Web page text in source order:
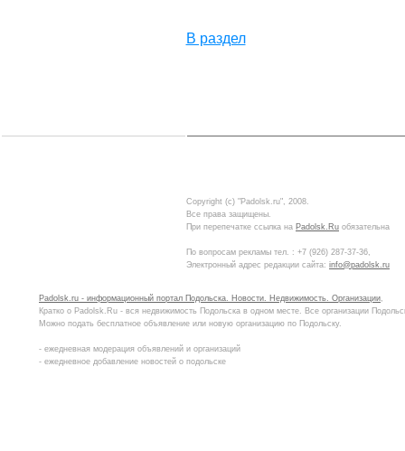
В раздел
Copyright (c) "Padolsk.ru", 2008.
Все права защищены.
При перепечатке ссылка на Padolsk.Ru обязательна
По вопросам рекламы тел. : +7 (926) 287-37-36,
Электронный адрес редакции сайта: info@padolsk.ru
Padolsk.ru - информационный портал Подольска. Новости. Недвижимость. Организации,
Кратко о Padolsk.Ru - вся недвижимость Подольска в одном месте. Все организации
Можно подать бесплатное объявление или новую организацию по Подольску.
- ежедневная модерация объявлений и организаций
- ежедневное добавление новостей о подольске